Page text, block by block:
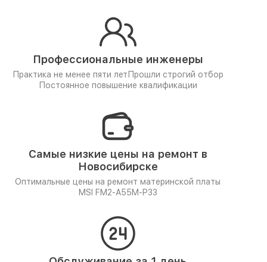
Профессиональные инженеры
Практика не менее пяти лет Прошли строгий отбор
Постоянное повышение квалификации
Самые низкие цены на ремонт в
Новосибирске
Оптимальные цены на ремонт материнской платы
MSI FM2-A55M-P33